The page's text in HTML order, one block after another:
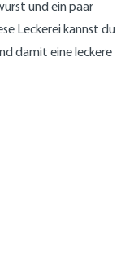
und ein paar
Leckerei kannst du
damit eine leckere